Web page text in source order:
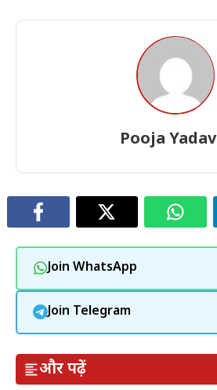
Pooja Yadav
Join WhatsApp
Join Telegram
और पढ़ें